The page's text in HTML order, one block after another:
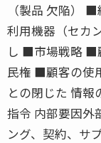
（製品 欠陥）
利用機器（セカ
し ■市場戦略 ■
民権 ■顧客の使
との閉じた 情
指令 内部要因外
ング、契約、サ